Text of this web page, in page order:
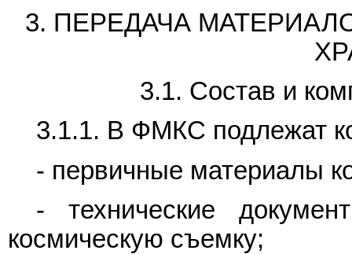
3. ПЕРЕДАЧА
3.1. Состав и
3.1.1. В ФМКС подлежат
- первичные материалы
- технические
космическую съемку;